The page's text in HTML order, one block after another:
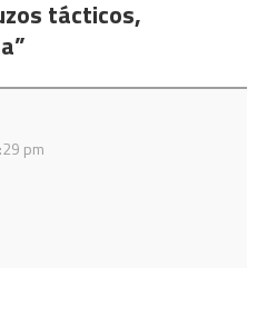
tácticos,
”
pm